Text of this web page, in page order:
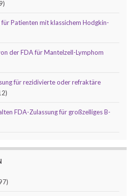
Patienten mit klassichem Hodgkin-
der FDA für Mantelzell-Lymphom
für rezidivierte oder refraktäre
FDA-Zulassung für großzelliges B-